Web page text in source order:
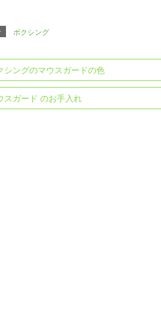
ボクシング
シングのマウスガードの色
スガード のお手入れ